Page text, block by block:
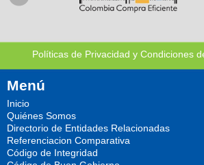
Políticas de Privacidad y Condiciones
Menú
Inicio
Quiénes Somos
Directorio de Entidades Relacionadas
Referenciacion Comparativa
Código de Integridad